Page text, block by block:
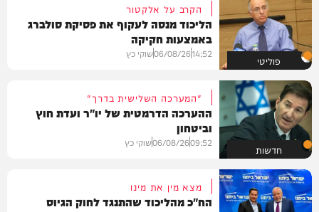
פוליטי
הקרב על אלקטור
הליכוד מנסה לעקוף את פסיקת סולברג
באמצעות חקיקה
14:52
06/08/26שוקי כץ
חדשות
"המערכה השלישית בדרך"
ההערכה הדרמטית של יו"ר ועדת חוץ
וביטחון
09:52
06/08/26שוקי כץ
מצא מין את מינו
הח"כ מהליכוד שהתנגד לחוק הגיוס